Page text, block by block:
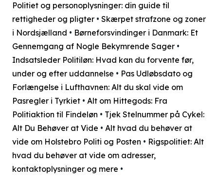
Politiet og personoplysninger: din guide til
rettigheder og pligter • Skærpet strafzone og zoner
i Nordsjælland • Børneforsvindinger i Danmark: Et
Gennemgang af Nogle Bekymrende Sager •
Indsatsleder Politiløn: Hvad kan du forvente før,
under og efter uddannelse • Pas Udløbsdato og
Forlængelse i Lufthavnen: Alt du skal vide om
Pasregler i Tyrkiet • Alt om Hittegods: Fra
Politiaktion til Findeløn • Tjek Stelnummer på Cykel:
Alt Du Behøver at Vide • Alt hvad du behøver at
vide om Holstebro Politi og Posten • Rigspolitiet: Alt
hvad du behøver at vide om adresser,
kontaktoplysninger og mere •